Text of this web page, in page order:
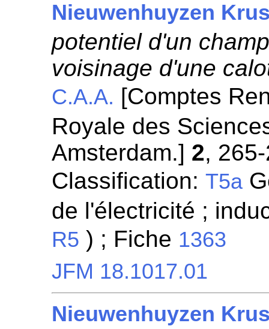
Nieuwenhuyzen
potentiel d'un
voisinage d'une
C.A.A. [Comptes
Royale des
Amsterdam.] 2,
Classification:T5a
de l'électricité ;
R5 ) ; Fiche 1363
JFM 18.1017.01
Nieuwenhuyzen